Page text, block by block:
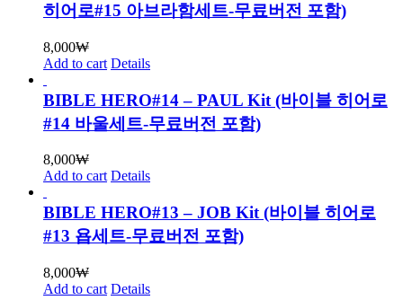
히어로#15 아브라함세트-무료버전 포함)
8,000₩
Add to cart Details
BIBLE HERO#14 – PAUL Kit (바이블 히어로
#14 바울세트-무료버전 포함)
8,000₩
Add to cart Details
BIBLE HERO#13 – JOB Kit (바이블 히어로
#13 욥세트-무료버전 포함)
8,000₩
Add to cart Details